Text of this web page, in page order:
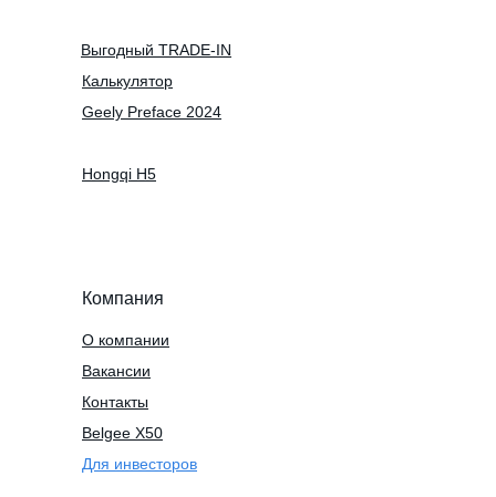
Компания
О компании
Вакансии
Контакты
Для инвесторов
Belgee X50
Калькулятор
Hongqi H5
Выгодный TRADE-IN
Geely Preface 2024